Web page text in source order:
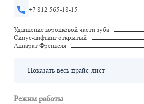
+7 812 565-18-15
Удлинение коронковой части зуба
Синус-лифтинг открытый
Аппарат Френкеля
Показать весь прайс-лист
Режим работы